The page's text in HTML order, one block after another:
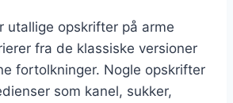
utallige opskrifter på arme
fra de klassiske versioner
fortolkninger. Nogle opskrifter
som kanel, sukker,